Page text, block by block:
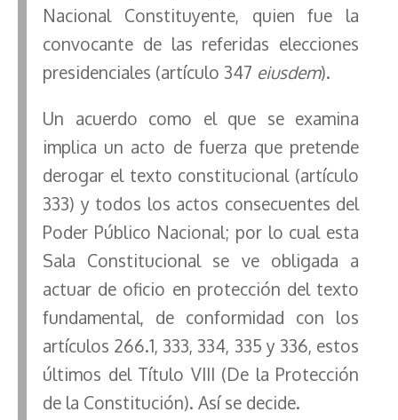
Nacional Constituyente, quien fue la
convocante de las referidas elecciones
presidenciales (artículo 347 eiusdem).
Un acuerdo como el que se examina
implica un acto de fuerza que pretende
derogar el texto constitucional (artículo
333) y todos los actos consecuentes del
Poder Público Nacional; por lo cual esta
Sala Constitucional se ve obligada a
actuar de oficio en protección del texto
fundamental, de conformidad con los
artículos 266.1, 333, 334, 335 y 336, estos
últimos del Título VIII (De la Protección
de la Constitución). Así se decide.